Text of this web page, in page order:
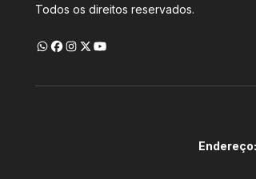
Todos os direitos reservados.
Endereço: